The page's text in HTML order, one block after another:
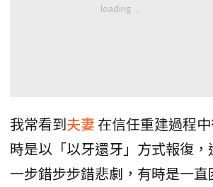
我常看到夫妻 在信任重建過程
時是以「以牙還牙」方式報復
一步錯步步錯悲劇，有時是一直